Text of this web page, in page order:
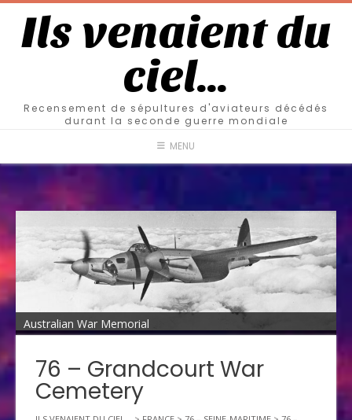
Ils venaient du
ciel…
Recensement de sépultures d'aviateurs décédés
durant la seconde guerre mondiale
MENU
Australian War Memorial
76 – Grandcourt War
Cemetery